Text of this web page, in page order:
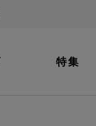
特集